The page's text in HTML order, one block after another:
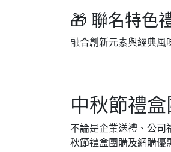
🎁 聯名特色
融合創新元素與經典風
中秋節禮
不論是企業送禮、公司
秋節禮盒團購及網購優